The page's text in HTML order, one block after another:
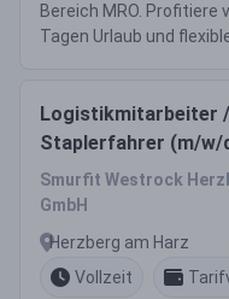
Bereich MRO. Profitiere
Tagen Urlaub und
Logistikmitarbeiter /
Staplerfahrer (m/w/
Smurfit Westrock
GmbH
Herzberg am Harz
Vollzeit